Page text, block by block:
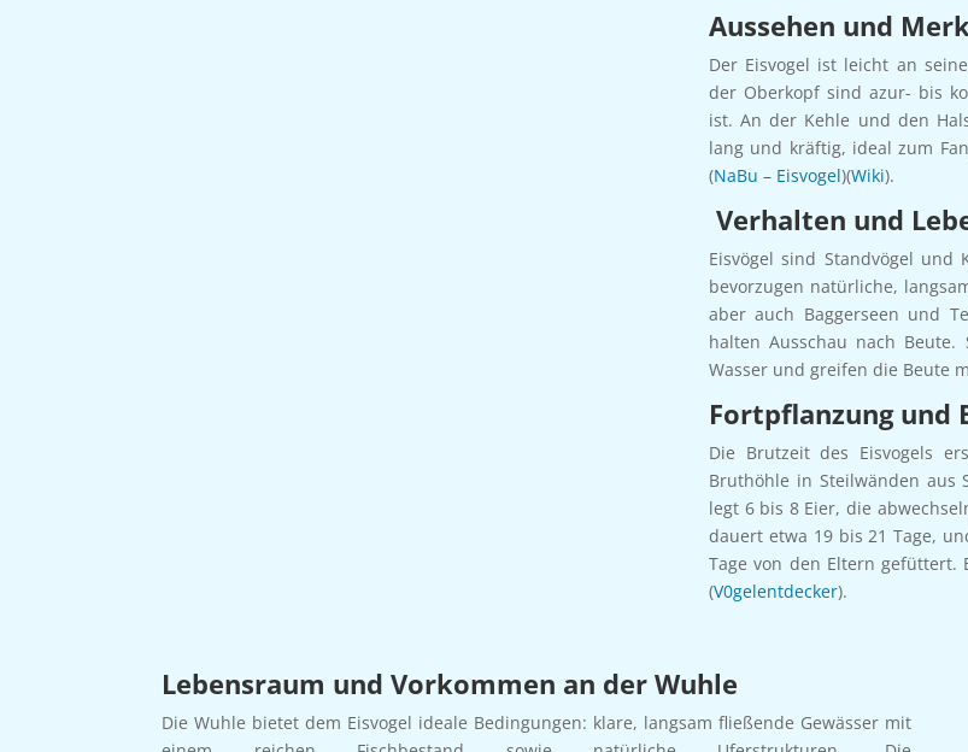
Aussehen und
Der Eisvogel ist leicht an
der Oberkopf sind azur- bis
ist. An der Kehle und den
lang und kräftig, ideal zum
(NaBu – Eisvogel)(Wiki).
Verhalten und
Eisvögel sind Standvögel und
bevorzugen natürliche,
aber auch Baggerseen und
halten Ausschau nach
Wasser und greifen die Beute
Fortpflanzung und
Die Brutzeit des Eisvogels
Bruthöhle in Steilwänden aus
legt 6 bis 8 Eier, die
dauert etwa 19 bis 21 Tage,
Tage von den Eltern gefüttert.
(V0gelentdecker).
Lebensraum und Vorkommen an der Wuhle
Die Wuhle bietet dem Eisvogel ideale Bedingungen: klare, langsam fließende Gewässer mit